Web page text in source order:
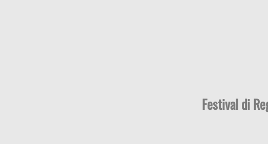
Festival di